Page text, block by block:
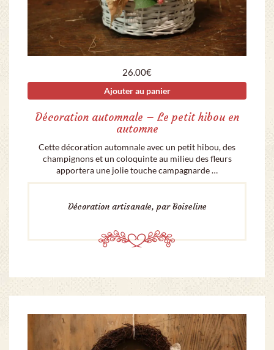
26.00€
Ajouter au panier
Décoration automnale – Le petit hibou en
automne
Cette décoration automnale avec un petit hibou, des
champignons et un coloquinte au milieu des fleurs
apportera une jolie touche campagnarde …
Décoration artisanale, par Boiseline